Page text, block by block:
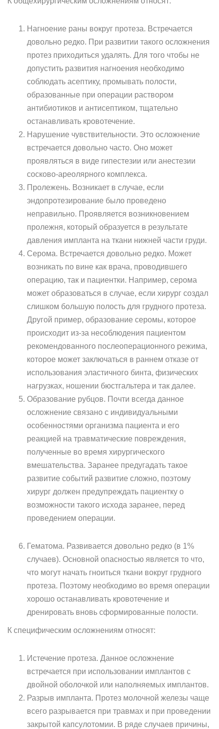
Нагноение раны вокруг протеза. Встречается
довольно редко. При развитии такого осложнения
протез приходиться удалять. Для того чтобы не
допустить развития нагноения необходимо
соблюдать асептику, промывать полости,
образованные при операции раствором
антибиотиков и антисептиком, тщательно
останавливать кровотечение.
Нарушение чувствительности. Это осложнение
встречается довольно часто. Оно может
проявляться в виде гипестезии или анестезии
сосково-ареолярного комплекса.
Пролежень. Возникает в случае, если
эндопротезирование было проведено
неправильно. Проявляется возникновением
пролежня, который образуется в результате
давления импланта на ткани нижней части груди.
Серома. Встречается довольно редко. Может
возникать по вине как врача, проводившего
операцию, так и пациентки. Например, серома
может образоваться в случае, если хирург создал
слишком большую полость для грудного протеза.
Другой пример, образование серомы, которое
происходит из-за несоблюдения пациентом
рекомендованного послеоперационного режима,
которое может заключаться в раннем отказе от
использования эластичного бинта, физических
нагрузках, ношении бюстгальтера и так далее.
Образование рубцов. Почти всегда данное
осложнение связано с индивидуальными
особенностями организма пациента и его
реакцией на травматические повреждения,
полученные во время хирургического
вмешательства. Заранее предугадать такое
развитие событий развитие сложно, поэтому
хирург должен предупреждать пациентку о
возможности такого исхода заранее, перед
проведением операции.
Гематома. Развивается довольно редко (в 1%
случаев). Основной опасностью является то что,
что могут начать гноиться ткани вокруг грудного
протеза. Поэтому необходимо во время операции
хорошо останавливать кровотечение и
дренировать вновь сформированные полости.
К специфическим осложнениям относят:
Истечение протеза. Данное осложнение
встречается при использовании имплантов с
двойной оболочкой или наполняемых имплантов.
Разрыв импланта. Протез молочной железы чаще
всего разрывается при травмах и при проведении
закрытой капсулотомии. В ряде случаев причины,